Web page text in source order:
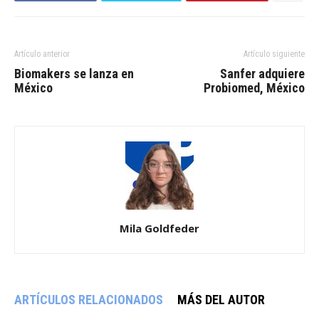
Artículo anterior
Biomakers se lanza en
México
Artículo siguiente
Sanfer adquiere
Probiomed, México
Mila Goldfeder
ARTÍCULOS RELACIONADOS MÁS DEL AUTOR